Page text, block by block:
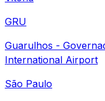
GRU
Guarulhos -
International Airport
São Paulo